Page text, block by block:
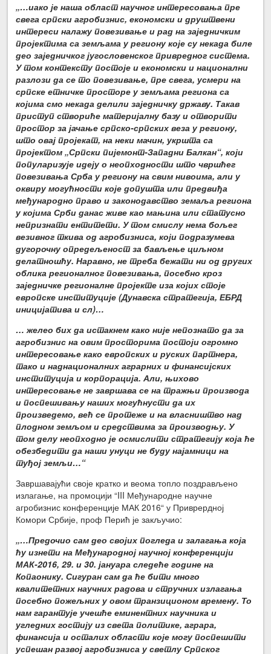
„…иако је наша област научног интересовања пре
свега српски агробизнис, економски и друштвени
интереси налажу повезивање и рад на заједничким
пројектима са земљама у региону које су некада биле
део заједничког југословенског привредног система.
У том контексту постоје и економски и национални
разлози да се то повезивање, пре свега, усмери на
српске етничке просторе у земљама региона са
којима смо некада делили заједничку државу. Такав
приступ створиће материјалну базу и отворити
простор за јачање српско-српских веза у региону,
што овај пројекат, на неки мачин, укршта са
пројектом „Српски пијемонт-Западни Балкан“, који
популаризује идеју о неопходности што чвршћег
повезивања Срба у региону на свим нивоима, али у
оквиру могућности које допушта или предвиђа
међународно право и законодавство земаља региона
у којима Срби данас живе као мањина или статусно
непризнати ентитети. У том смислу нема бољег
везивног ткива од агробизниса, који подразумева
дугорочну опредељеност за бављење циљном
делатношћу. Наравно, не треба бежати ни од других
облика регионалног повезивања, посебно кроз
заједничке регионалне пројекте иза којих стоје
европске институције (Дунавска стратегија, ЕБРД
иницијатива и сл)…
… желео бих да истакнем како није непознато да за
агробизнис на овим просторима постоји огромно
интересовање како европских и руских партнера,
тако и наднационалних аграрних и финансијских
институција и корпорација. Али, њихово
интересовање не завршава се на тражњи производа
и поспешивању наших могућнусти да их
произведемо, већ се протеже и на власништво над
плодном земљом и средствима за производњу. У
том делу неопходно је осмислити стратегију која ће
обезбедити да наши унуци не буду најамници на
туђој земљи…“
Завршавајући своје кратко и веома топло поздрављено
излагање, на промоцији “III Међународне научне
агробизнис конференције МАК 2016“ у Приврердној
Комори Србије, проф Перић је закључио:
„…Предочио сам део својих погледа и залагања која
ћу изнети на Међународној научној конференцији
МАК-2016, 29. и 30. јануара следеће године на
Копаонику. Сигуран сам да ће бити много
квалитетних научних радова и стручних излагања
посебно пожељних у овом транзиционом времену. То
нам гарантује учешће еминентних научника и
угледних гостију из света политике, аграра,
финансија и осталих области које могу поспешити
успешан развој агробизниса у светлу Српског